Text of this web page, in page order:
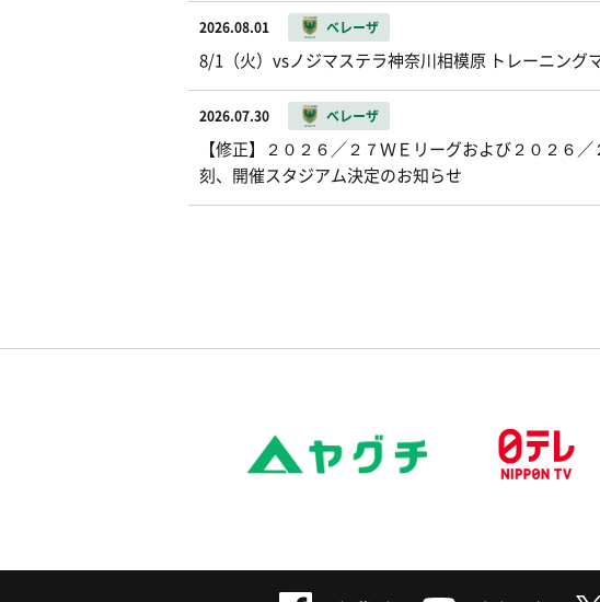
2026.08.01 ベレーザ
8/1（火）vsノジマステラ神奈川相模原 トレーニング
2026.07.30 ベレーザ
【修正】２０２６／２７ＷＥリーグおよび２０２
刻、開催スタジアム決定のお知らせ